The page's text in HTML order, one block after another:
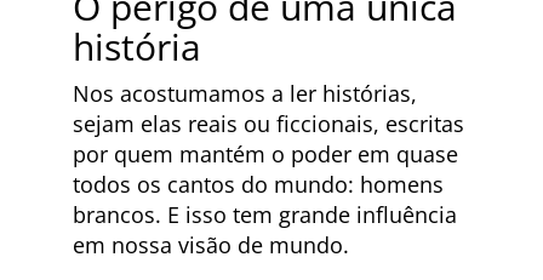
história
Nos acostumamos a ler histórias,
sejam elas reais ou ficcionais, escritas
por quem mantém o poder em quase
todos os cantos do mundo: homens
brancos. E isso tem grande influência
em nossa visão de mundo.